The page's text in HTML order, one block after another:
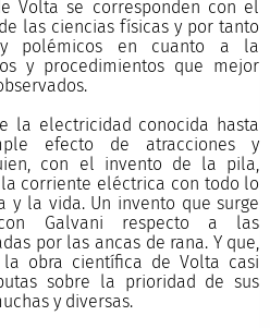
Volta se corresponden con el
las ciencias físicas y por tanto
y polémicos en cuanto a la
y procedimientos que mejor
la electricidad conocida hasta
efecto de atracciones y
con el invento de la pila,
corriente eléctrica con todo lo
y la vida. Un invento que surge
Galvani respecto a las
por las ancas de rana. Y que,
obra científica de Volta casi
sobre la prioridad de sus
y diversas.